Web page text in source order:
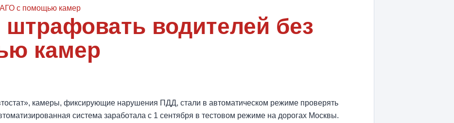
водителей без
камер
камеры, фиксирующие нарушения ПДД, стали в автоматическом режиме проверять
система заработала с 1 сентября в тестовом режиме на дорогах Москвы.